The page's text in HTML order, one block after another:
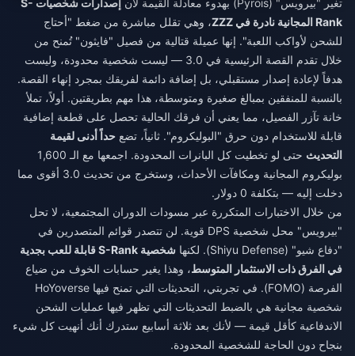
تغير "بيرويس" (Pyrois) بهدوء معادلة القيمة لأن
إصدارات شخصيات S-
Rank المجانية نادرة في ZZZ
، وهي تقلل مباشرة من ضغط "أحتاج
للشحن لأواكب اللعبة". إنها عميلة قتالية من فصيل "فايثون" تُمنح من
خلال تقدم القصة الرئيسية في 3.0 — ليست شخصية محدودة، وليست
هدفاً لإعادة إصدار مستقبلي، بل إضافة دائمة لفريقك بمجرد إنهاء القصة.
بالنسبة للمنفقين بمبالغ صغيرة ومتوسطة، هذا مهم بطريقتين. أولاً، تملأ
خانة تآزر الفصيل، مما يعني أن فرقك الحالية تحصل على قطعة إضافية
قابلة للاستخدام دون حرق "البوليكروم". ثانياً، تضع حداً أدنى لقيمة
التحديث
حتى لو تخطيت كل البانرات المحدودة. اجمعها مع الـ 1,600
بوليكروم المجانية ومكافآت الأحداث، وستخرج من تحديث 3.0 أقوى مما
دخلت إليه — بتكلفة 0 دولار.
من خلال الاختبارات المتكررة عبر مسودات الدوران المجتمعية، لا تحل
"بيرويس" محل شخصية DPS قوية. لن تتصدر قوائم المتصدرين في
"دفاع شيو" (Shiyu Defense). لكنها
شخصية S-Rank قابلة للعب بجدية
في الفرق ذات الاستثمار المتوسط، وهذا يغير حسابات الخوف من ضياع
الفرصة (FOMO). في تجربتي، التحديثات التي تمنح فيها HoYoverse
شخصية مجانية هي بالضبط التحديثات التي تظهر فيها عمليات الشحن
الاندفاعية كأقل قيمة — لأنك بعد ثلاثة أسابيع ستدرك أنك أنهيت كل شيء
بنجاح دون الحاجة للشخصية المحدودة.